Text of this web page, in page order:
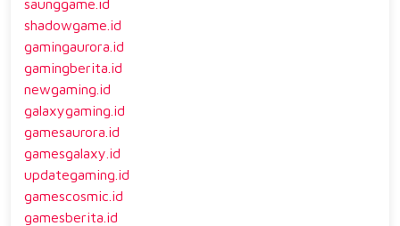
saunggame.id
shadowgame.id
gamingaurora.id
gamingberita.id
newgaming.id
galaxygaming.id
gamesaurora.id
gamesgalaxy.id
updategaming.id
gamescosmic.id
gamesberita.id